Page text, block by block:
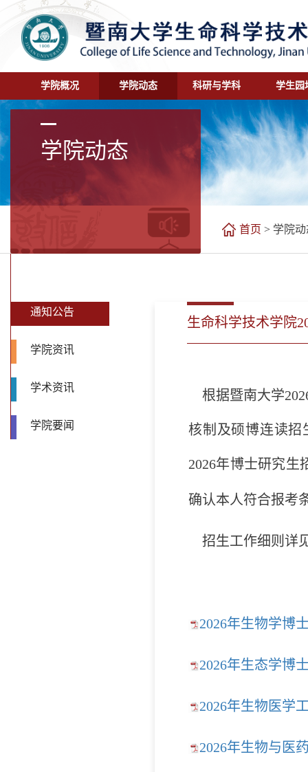
学院概况 学院动态 科研与学科 学生园
学院动态
首页 > 学院动
通知公告
学院资讯
学术资讯
学院要闻
生命科学技术学院
根据暨南大学
核制及硕博连读
2026年博士研究生
确认本人符合报考
招生工作细则详
2026年生物学博
2026年生态学博
2026年生物医学
2026年生物与医